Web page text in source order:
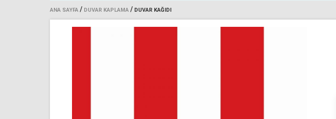
ANA SAYFA / DUVAR KAPLAMA / DUVAR KAĞIDI